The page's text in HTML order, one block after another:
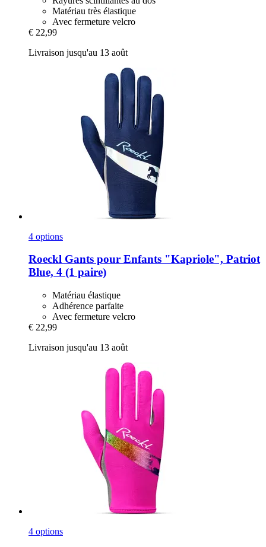
Matériau très élastique
Avec fermeture velcro
€ 22,99
Livraison jusqu'au 13 août
4 options
Roeckl Gants pour Enfants "Kapriole", Patriot
Blue, 4 (1 paire)
Matériau élastique
Adhérence parfaite
Avec fermeture velcro
€ 22,99
Livraison jusqu'au 13 août
4 options